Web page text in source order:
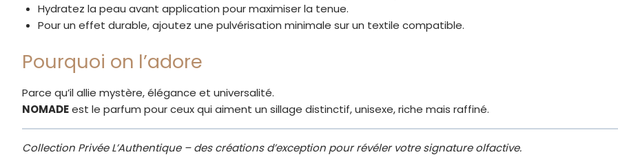
Hydratez la peau avant application pour maximiser la tenue.
Pour un effet durable, ajoutez une pulvérisation minimale sur un textile compatible.
Pourquoi on l’adore
Parce qu’il allie mystère, élégance et universalité.
NOMADEest le parfum pour ceux qui aiment un sillage distinctif, unisexe, riche mais raffiné.
Collection Privée L’Authentique – des créations d’exception pour révéler votre signature olfactive.